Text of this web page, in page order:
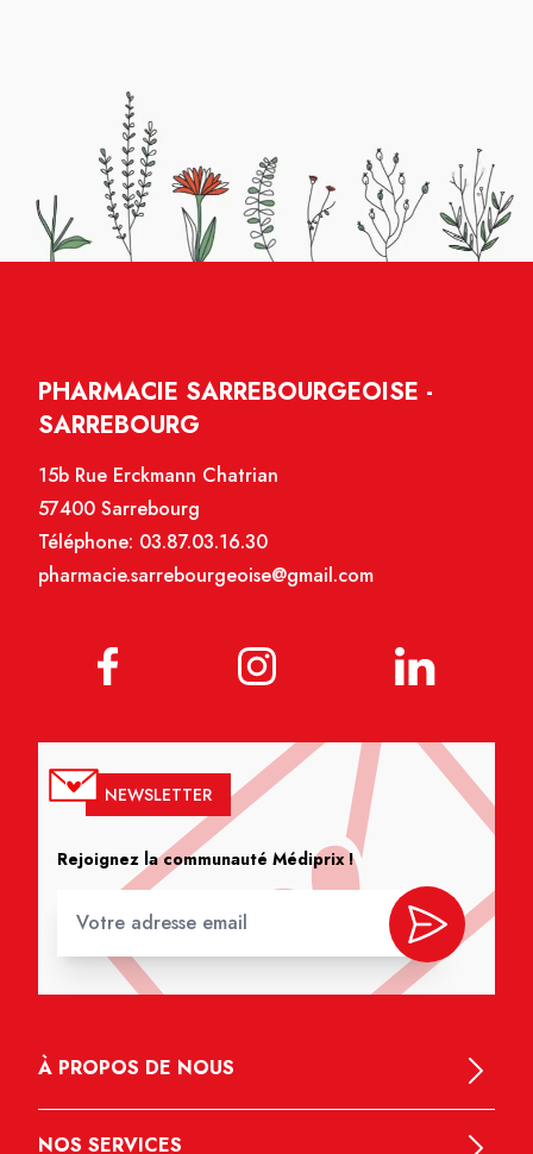
PHARMACIE SARREBOURGEOISE -
SARREBOURG
15b Rue Erckmann Chatrian
57400 Sarrebourg
Téléphone: 03.87.03.16.30
pharmacie.sarrebourgeoise@gmail.com
NEWSLETTER
Rejoignez la communauté Médiprix !
À PROPOS DE NOUS
NOS SERVICES